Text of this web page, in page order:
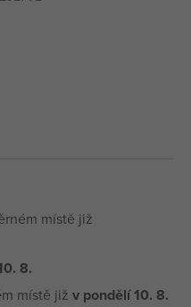
místě již
8.
místě již v pondělí 10. 8.